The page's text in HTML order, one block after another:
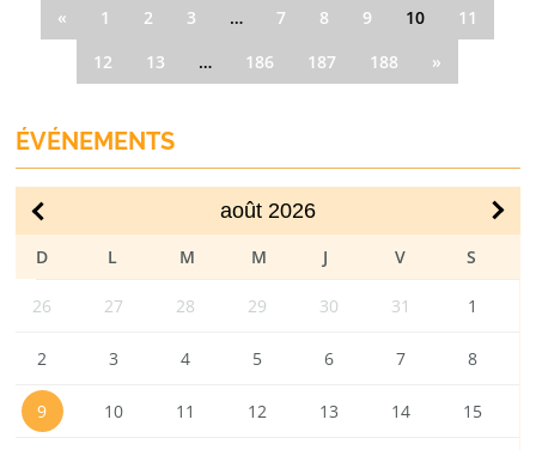
« 1 2 3 … 7 8 9 10
11
12
13 … 186 187 188 »
ÉVÉNEMENTS
août 2026
DIM LUN VEN
26 27 28 29 30 31 1
2 3 4 5 6 7 8
9 10 11 12 13 14 15